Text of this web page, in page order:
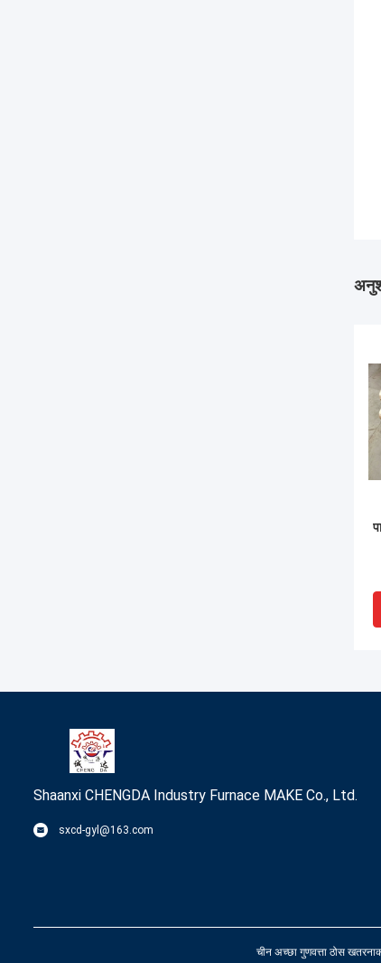
Shaanxi CHENGDA Industry Furnace MAKE Co., Ltd.
sxcd-gyl@163.com
चीन अच्छा गुणवत्ता ठोस